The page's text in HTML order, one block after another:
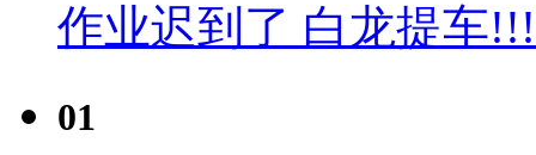
作业迟到了 白龙提车
01